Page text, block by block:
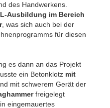
des Handwerkens.
Ausbildung im Bereich
, was sich auch bei der
für diesen
es dann an das Projekt
ein Betonklotz mit
mit schwerem Gerät der
freigelegt
eingemauertes